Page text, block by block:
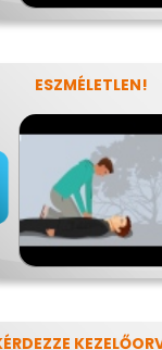
ESZMÉLETLEN!